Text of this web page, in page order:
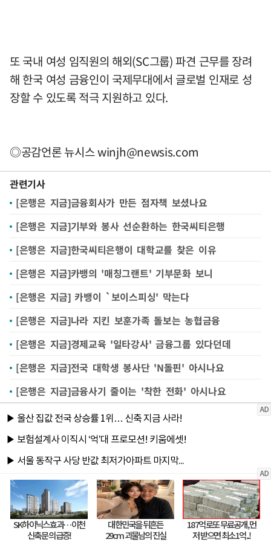
또 국내 여성 임직원의 해외(SC그룹) 파견 근무를 장려
해 한국 여성 금융인이 국제무대에서 글로벌 인재로 성
장할 수 있도록 적극 지원하고 있다.
◎공감언론 뉴시스winjh@newsis.com
관련기사
[은행은 지금]금융회사가 만든 점자책 보셨나요
[은행은 지금]기부와 봉사 선순환하는 한국씨티은행
[은행은 지금]한국씨티은행이 대학교를 찾은 이유
[은행은 지금]카뱅의 '매칭그랜트' 기부문화 보니
[은행은 지금] 카뱅이 `보이스피싱' 막는다
[은행은 지금]나라 지킨 보훈가족 돌보는 농협금융
[은행은 지금]경제교육 '일타강사' 금융그룹 있다던데
[은행은 지금]전국 대학생 봉사단 'N돌핀' 아시나요
[은행은 지금]금융사기 줄이는 '착한 전화' 아시나요